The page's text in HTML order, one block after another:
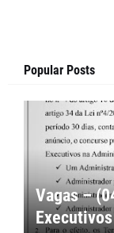
Popular Posts
Vagas –